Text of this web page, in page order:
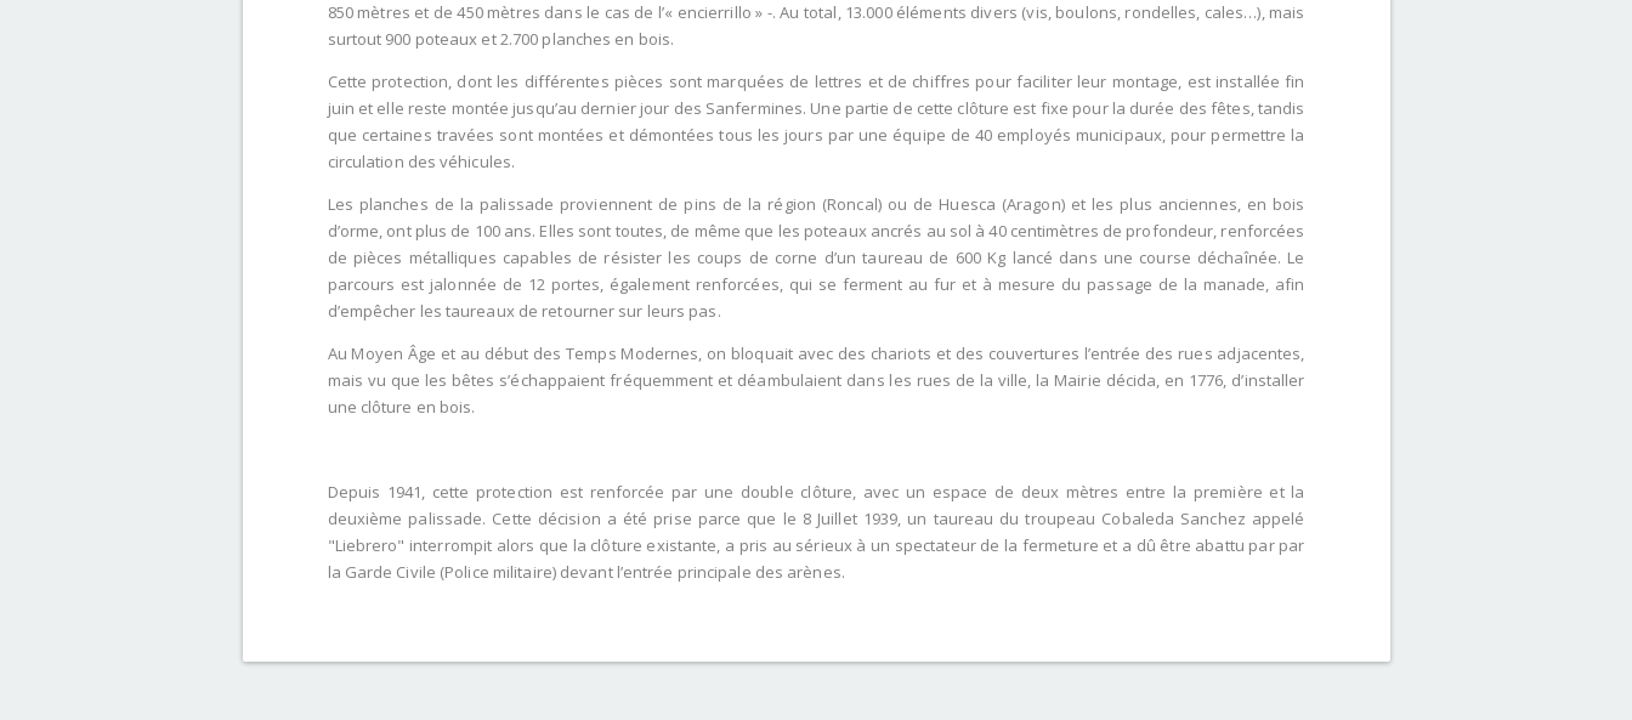
850 mètres et de 450 mètres dans le cas de l’« encierrillo » -. Au total, 13.000 éléments divers (vis, boulons, rondelles, cales…), mais
surtout 900 poteaux et 2.700 planches en bois.
Cette protection, dont les différentes pièces sont marquées de lettres et de chiffres pour faciliter leur montage, est installée fin
juin et elle reste montée jusqu’au dernier jour des Sanfermines. Une partie de cette clôture est fixe pour la durée des fêtes, tandis
que certaines travées sont montées et démontées tous les jours par une équipe de 40 employés municipaux, pour permettre la
circulation des véhicules.
Les planches de la palissade proviennent de pins de la région (Roncal) ou de Huesca (Aragon) et les plus anciennes, en bois
d’orme, ont plus de 100 ans. Elles sont toutes, de même que les poteaux ancrés au sol à 40 centimètres de profondeur, renforcées
de pièces métalliques capables de résister les coups de corne d’un taureau de 600 Kg lancé dans une course déchaînée. Le
parcours est jalonnée de 12 portes, également renforcées, qui se ferment au fur et à mesure du passage de la manade, afin
d’empêcher les taureaux de retourner sur leurs pas.
Au Moyen Âge et au début des Temps Modernes, on bloquait avec des chariots et des couvertures l’entrée des rues adjacentes,
mais vu que les bêtes s’échappaient fréquemment et déambulaient dans les rues de la ville, la Mairie décida, en 1776, d’installer
une clôture en bois.
Depuis 1941, cette protection est renforcée par une double clôture, avec un espace de deux mètres entre la première et la
deuxième palissade. Cette décision a été prise parce que le 8 Juillet 1939, un taureau du troupeau Cobaleda Sanchez appelé
"Liebrero" interrompit alors que la clôture existante, a pris au sérieux à un spectateur de la fermeture et a dû être abattu par par
la Garde Civile (Police militaire) devant l’entrée principale des arènes.